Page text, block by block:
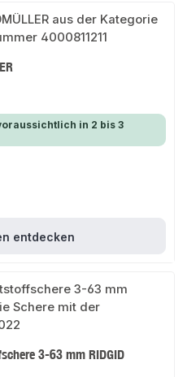
in 2 bis 3
entdecken
3-63 mm RIDGID